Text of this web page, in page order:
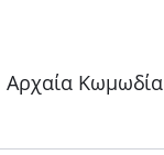
Αρχαία Κωμωδία